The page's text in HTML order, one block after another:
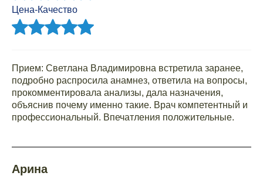
Цена-Качество
Прием: Светлана Владимировна встретила заранее,
подробно распросила анамнез, ответила на вопросы,
прокомментировала анализы, дала назначения,
объяснив почему именно такие. Врач компетентный и
профессиональный. Впечатления положительные.
Арина